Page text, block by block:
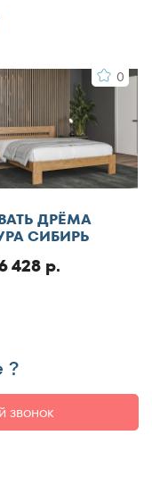
0
ДРЁМА
СИБИРЬ
428 р.
?
звонок